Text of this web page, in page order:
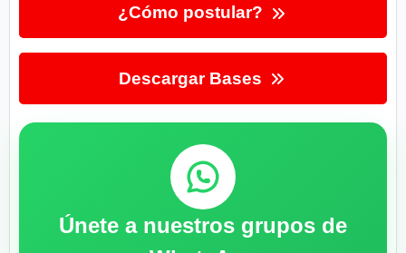
¿Cómo postular?
Descargar Bases
Únete a nuestros grupos de